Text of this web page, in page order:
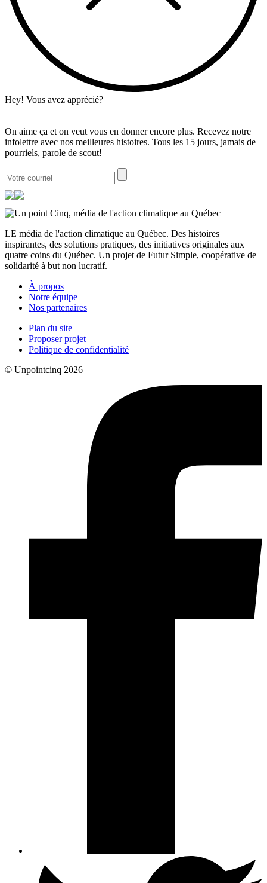
Hey! Vous avez apprécié?
On aime ça et on veut vous en donner encore plus. Recevez notre
infolettre avec nos meilleures histoires. Tous les 15 jours, jamais de
pourriels, parole de scout!
LE média de l'action climatique au Québec. Des histoires
inspirantes, des solutions pratiques, des initiatives originales aux
quatre coins du Québec. Un projet de Futur Simple, coopérative de
solidarité à but non lucratif.
À propos
Notre équipe
Nos partenaires
Plan du site
Proposer projet
Politique de confidentialité
© Unpointcinq 2026